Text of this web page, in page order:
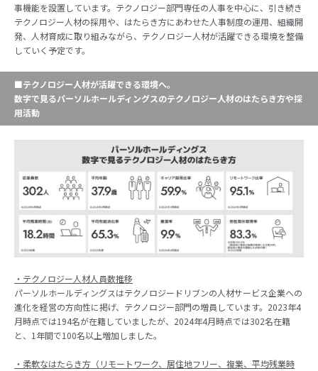
事機能を設置しています。テクノロジー部門専任の人事を中心に、引き続き
テクノロジー人材の採用や、はたらき方にあわせた人事制度の運用、組織開
発、人材育成に取り組みながら、テクノロジー人材が活躍できる環境を整備
していく予定です。
■テクノロジー人材が活躍できる環境へ。
数字で見るパーソルホールディングスのテクノロジー人材のはたらき方や採
用活動
・テクノロジー人材人員数推移
パーソルホールディングスはテクノロジードリブンの人材サービス企業への
進化を経営の方向性に掲げ、テクノロジー部門の増員しています。2023年4
月時点では194名が在籍していましたが、2024年4月時点では302名在籍
と、1年間で100名以上増加しました。
・柔軟なはたらき方（リモートワーク、居住地フリー、複業、平均残業時